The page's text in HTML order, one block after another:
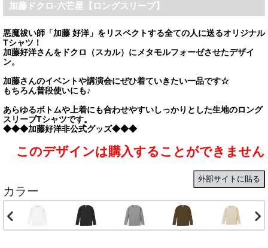
加藤ドクロ-六芒星【ロングスリーブ】
悪魔祓い師「加藤 好洋」をリスペクトする全ての人に送るオリジナル
Tシャツ！
加藤好洋さんをドクロ（スカル）にメタモルフォーゼさせたデザイ
ン。
加藤さんのイベントや講演会にぜひ着ていきたい一品です☆
もちろん普段使いにも♪
あらゆるボトムや上着にも合わせやすいしっかりとした生地のロング
スリーブTシャツです。
◆◆◆加藤好洋非公式グッズ◆◆◆
このデザインは購入することができません
外部サイトに貼る
カラー